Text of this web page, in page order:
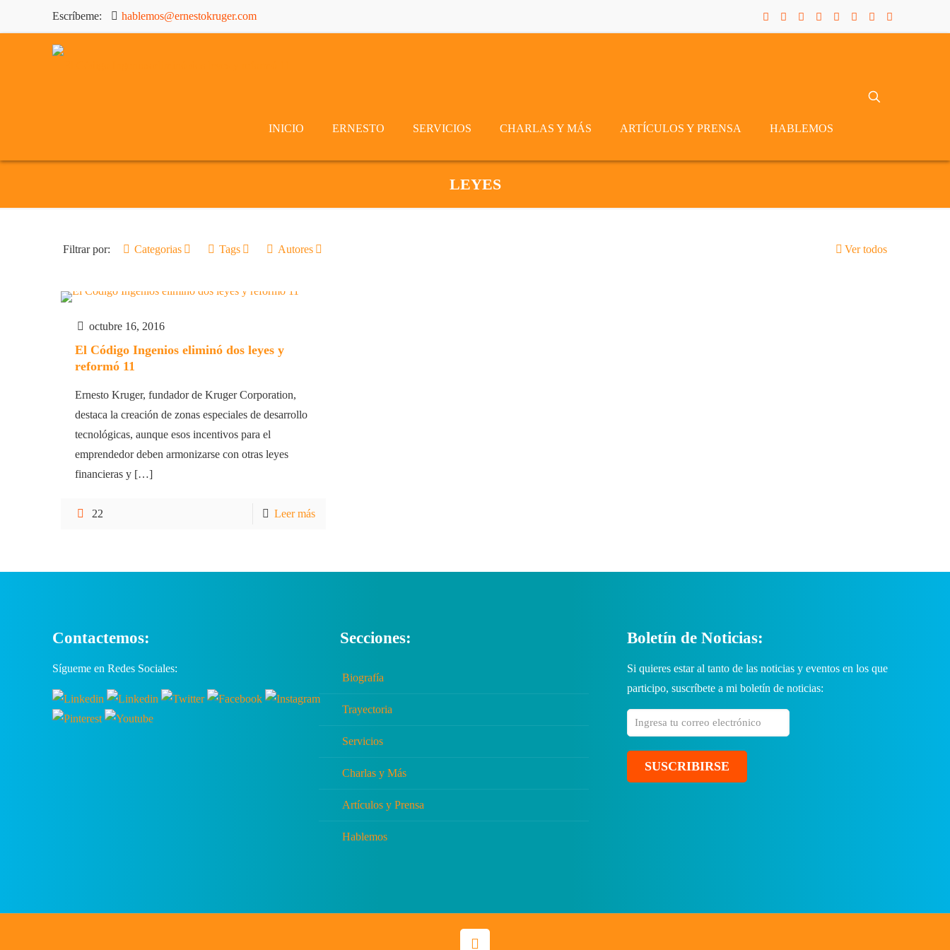
Escríbeme: hablemos@ernestokruger.com
INICIO ERNESTO SERVICIOS CHARLAS Y MÁS ARTÍCULOS Y PRENSA HABLEMOS
LEYES
Filtrar por: Categorias Tags Autores Ver todos
octubre 16, 2016
El Código Ingenios eliminó dos leyes y
reformó 11
Ernesto Kruger, fundador de Kruger Corporation,
destaca la creación de zonas especiales de desarrollo
tecnológicas, aunque esos incentivos para el
emprendedor deben armonizarse con otras leyes
financieras y[…]
22 Leer más
Contactemos:
Sígueme en Redes Sociales:
Secciones:
Biografía
Trayectoria
Servicios
Charlas y Más
Artículos y Prensa
Hablemos
Boletín de Noticias:
Si quieres estar al tanto de las noticias y eventos en los que
participo, suscríbete a mi boletín de noticias: